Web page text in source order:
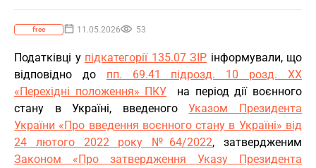
free 11.05.2026 53
Податківці у підкатегорії 135.07 ЗІР інформували, що
відповідно до пп. 69.41 підрозд. 10 розд. XX
«Перехідні положення» ПКУ на період дії воєнного
стану в Україні, введеногоУказом Президента
України «Про введення воєнного стану в Україні» від
24 лютого 2022 року №64/2022, затвердженим
Законом «Про затвердження Указу Президента